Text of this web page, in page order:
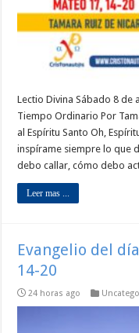
Lectio Divina Sábado 8 de
Tiempo Ordinario Por
al Espíritu Santo Oh,
inspírame siempre lo que
debo callar, cómo debo
Leer mas ...
Evangelio del
14-20
24 horas ago